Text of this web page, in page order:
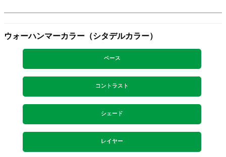
ウォーハンマーカラー（シタデルカラー）
ベース
コントラスト
シェード
レイヤー